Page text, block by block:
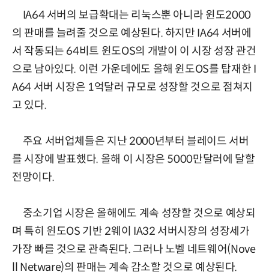
IA64 서버의 보급확대는 리눅스뿐 아니라 윈도2000
의 판매를 늘려줄 것으로 예상된다. 하지만 IA64 서버에
서 작동되는 64비트 윈도OS의 개발이 이 시장 성장 관건
으로 남아있다. 이런 가운데에도 올해 윈도OS를 탑재한 I
A64 서버 시장은 1억달러 규모로 성장할 것으로 점쳐지
고 있다.
주요 서버업체들은 지난 2000년부터 블레이드 서버
를 시장에 발표했다. 올해 이 시장은 5000만달러에 달할
전망이다.
중소기업 시장은 올해에도 계속 성장할 것으로 예상되
며 특히 윈도OS 기반 2웨이 IA32 서버시장의 성장세가
가장 빠를 것으로 관측된다. 그러나 노벨 네트웨어(Nove
ll Netware)의 판매는 계속 감소할 것으로 예상된다.